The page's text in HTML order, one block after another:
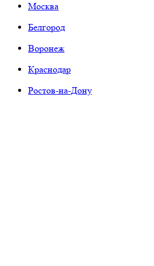
Москва
Белгород
Воронеж
Краснодар
Ростов-на-Дону